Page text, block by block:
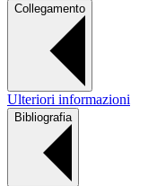
Collegamento
Ulteriori informazioni
Bibliografia